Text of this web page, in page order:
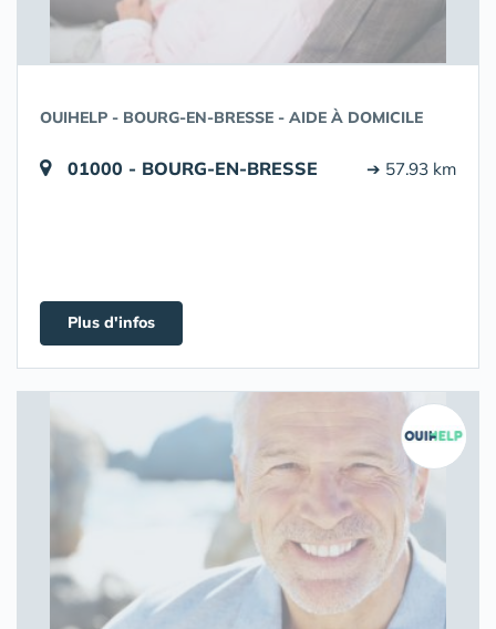
OUIHELP - BOURG-EN-BRESSE - AIDE À DOMICILE
01000 - BOURG-EN-BRESSE ➔ 57.93 km
Plus d'infos